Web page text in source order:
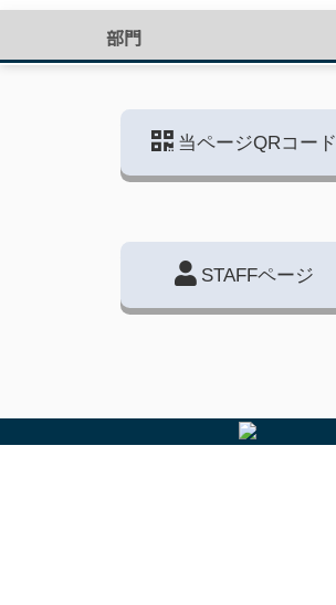
部門
当ページQRコード
STAFFページ